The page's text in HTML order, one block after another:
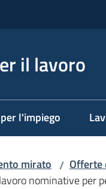
il lavoro
l'impiego
mirato / Offerte
nominative per